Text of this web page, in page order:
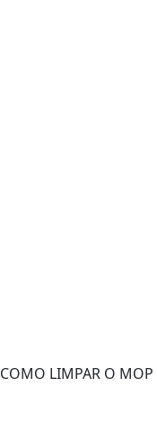
COMO LIMPAR O MOP